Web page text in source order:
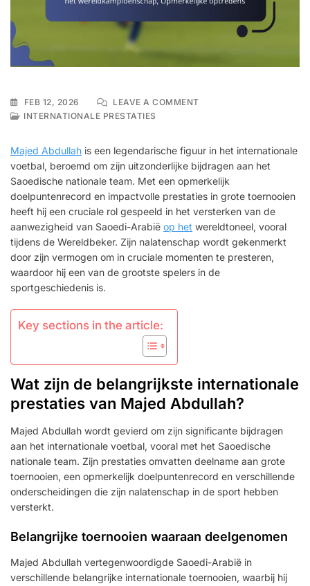
FEB 12, 2026 LEAVE A COMMENTON
PRESTATIES,
IMPACT
VAN
HET
OPTREDENS
INTERNATIONALE PRESTATIES
Majed Abdullah is een legendarische figuur in het internationale
voetbal, beroemd om zijn uitzonderlijke bijdragen aan het
Saoedische nationale team. Met een opmerkelijk
doelpuntenrecord en impactvolle prestaties in grote toernooien
heeft hij een cruciale rol gespeeld in het versterken van de
aanwezigheid van Saoedi-Arabië op het wereldtoneel, vooral
tijdens de Wereldbeker. Zijn nalatenschap wordt gekenmerkt
door zijn vermogen om in cruciale momenten te presteren,
waardoor hij een van de grootste spelers in de
sportgeschiedenis is.
Key sections in the article:
Wat zijn de belangrijkste internationale
prestaties van Majed Abdullah?
Majed Abdullah wordt gevierd om zijn significante bijdragen
aan het internationale voetbal, vooral met het Saoedische
nationale team. Zijn prestaties omvatten deelname aan grote
toernooien, een opmerkelijk doelpuntenrecord en verschillende
onderscheidingen die zijn nalatenschap in de sport hebben
versterkt.
Belangrijke toernooien waaraan deelgenomen
Majed Abdullah vertegenwoordigde Saoedi-Arabië in
verschillende belangrijke internationale toernooien, waarbij hij